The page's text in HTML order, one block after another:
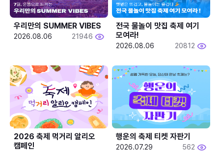
우리만의 SUMMER VIBES
2026.08.06 21946
전국 물놀이 맛집 축제 여기
모여라!
2026.08.06 20812
2026 축제 먹거리 알리오
캠페인
행운의 축제 티켓 자판기
2026.07.29 562